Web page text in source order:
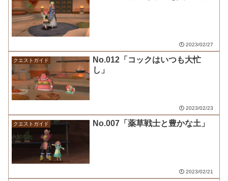
2023/02/27
クエストガイド
No.012「コックはいつも大忙
し」
2023/02/23
クエストガイド No.007「薬草戦士と豊かな土」
2023/02/21